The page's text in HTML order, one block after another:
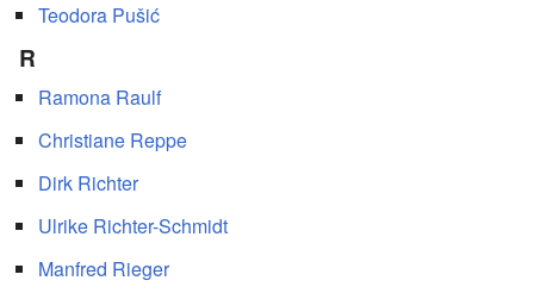
Teodora Pušić
R
Ramona Raulf
Christiane Reppe
Dirk Richter
Ulrike Richter-Schmidt
Manfred Rieger